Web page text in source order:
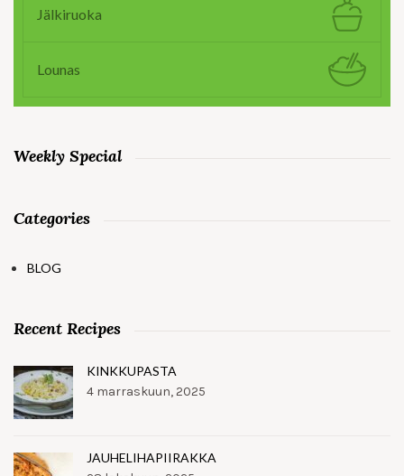
Jälkiruoka
Lounas
Weekly Special
Categories
BLOG
Recent Recipes
KINKKUPASTA
4 marraskuun, 2025
JAUHELIHAPIIRAKKA